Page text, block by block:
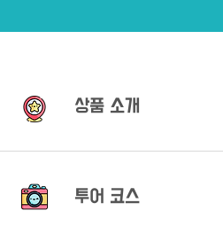
상품 소개
​투어 코스